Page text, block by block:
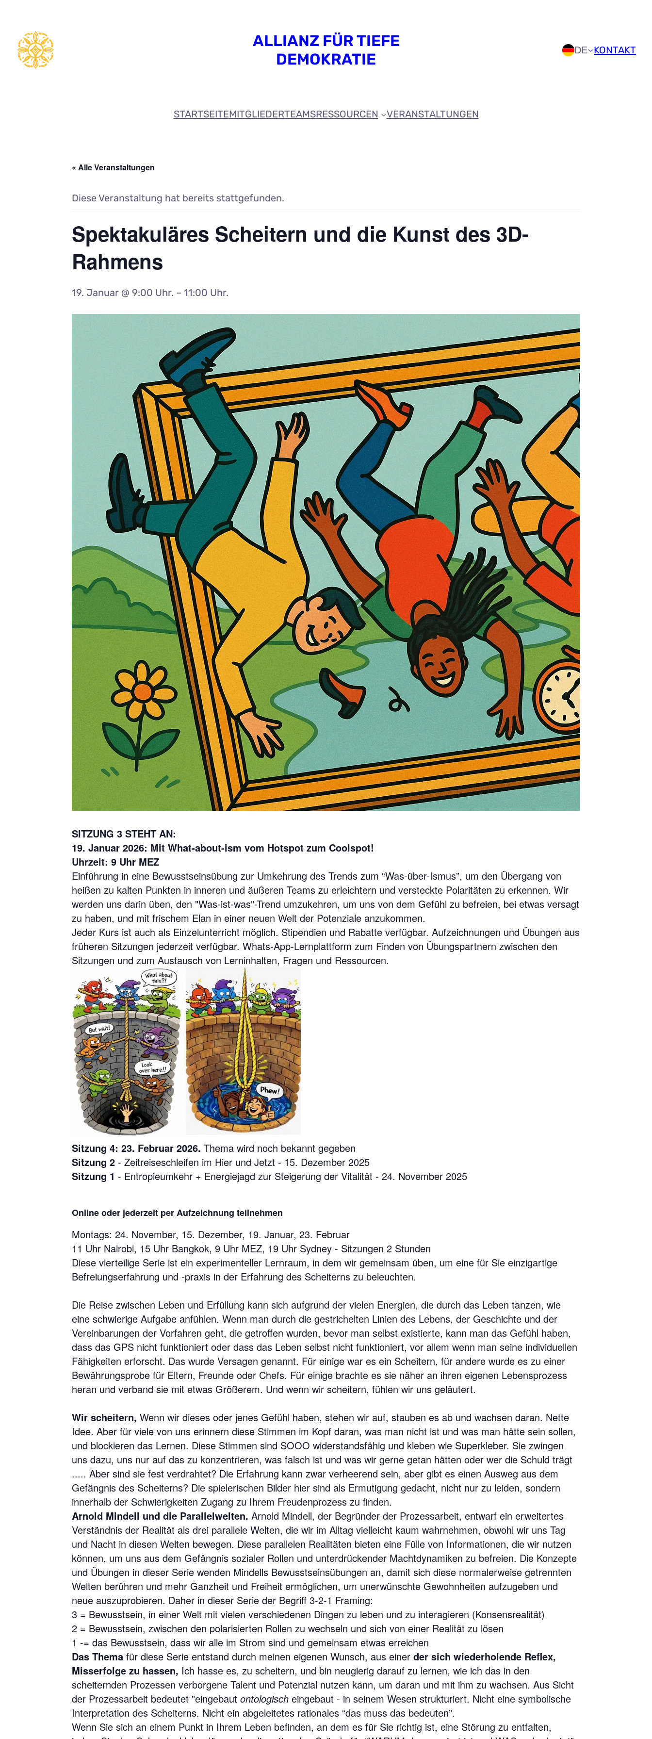
ALLIANZ FÜR TIEFE
DEMOKRATIE
DE KONTAKT
STARTSEITEMITGLIEDERTEAMSRESSOURCEN VERANSTALTUNGEN
« Alle Veranstaltungen
Diese Veranstaltung hat bereits stattgefunden.
Spektakuläres Scheitern und die Kunst des 3D-
Rahmens
19. Januar @ 9:00 Uhr. – 11:00 Uhr.
SITZUNG 3 STEHT AN:
19. Januar 2026: Mit What-about-ism vom Hotspot zum Coolspot!
Uhrzeit: 9 Uhr MEZ
Einführung in eine Bewusstseinsübung zur Umkehrung des Trends zum “Was-über-Ismus”, um den Übergang von
heißen zu kalten Punkten in inneren und äußeren Teams zu erleichtern und versteckte Polaritäten zu erkennen. Wir
werden uns darin üben, den "Was-ist-was"-Trend umzukehren, um uns von dem Gefühl zu befreien, bei etwas versagt
zu haben, und mit frischem Elan in einer neuen Welt der Potenziale anzukommen.
Jeder Kurs ist auch als Einzelunterricht möglich. Stipendien und Rabatte verfügbar. Aufzeichnungen und Übungen aus
früheren Sitzungen jederzeit verfügbar. Whats-App-Lernplattform zum Finden von Übungspartnern zwischen den
Sitzungen und zum Austausch von Lerninhalten, Fragen und Ressourcen.
Sitzung 4: 23. Februar 2026. Thema wird noch bekannt gegeben
Sitzung 2 - Zeitreiseschleifen im Hier und Jetzt - 15. Dezember 2025
Sitzung 1 - Entropieumkehr + Energiejagd zur Steigerung der Vitalität - 24. November 2025
Online oder jederzeit per Aufzeichnung teilnehmen
Montags: 24. November, 15. Dezember, 19. Januar, 23. Februar
11 Uhr Nairobi, 15 Uhr Bangkok, 9 Uhr MEZ, 19 Uhr Sydney - Sitzungen 2 Stunden
Diese vierteilige Serie ist ein experimenteller Lernraum, in dem wir gemeinsam üben, um eine für Sie einzigartige
Befreiungserfahrung und -praxis in der Erfahrung des Scheiterns zu beleuchten.
Die Reise zwischen Leben und Erfüllung kann sich aufgrund der vielen Energien, die durch das Leben tanzen, wie
eine schwierige Aufgabe anfühlen. Wenn man durch die gestrichelten Linien des Lebens, der Geschichte und der
Vereinbarungen der Vorfahren geht, die getroffen wurden, bevor man selbst existierte, kann man das Gefühl haben,
dass das GPS nicht funktioniert oder dass das Leben selbst nicht funktioniert, vor allem wenn man seine individuellen
Fähigkeiten erforscht. Das wurde Versagen genannt. Für einige war es ein Scheitern, für andere wurde es zu einer
Bewährungsprobe für Eltern, Freunde oder Chefs. Für einige brachte es sie näher an ihren eigenen Lebensprozess
heran und verband sie mit etwas Größerem. Und wenn wir scheitern, fühlen wir uns geläutert.
Wir scheitern, Wenn wir dieses oder jenes Gefühl haben, stehen wir auf, stauben es ab und wachsen daran. Nette
Idee. Aber für viele von uns erinnern diese Stimmen im Kopf daran, was man nicht ist und was man hätte sein sollen,
und blockieren das Lernen. Diese Stimmen sind SOOO widerstandsfähig und kleben wie Superkleber. Sie zwingen
uns dazu, uns nur auf das zu konzentrieren, was falsch ist und was wir gerne getan hätten oder wer die Schuld trägt
..... Aber sind sie fest verdrahtet? Die Erfahrung kann zwar verheerend sein, aber gibt es einen Ausweg aus dem
Gefängnis des Scheiterns? Die spielerischen Bilder hier sind als Ermutigung gedacht, nicht nur zu leiden, sondern
innerhalb der Schwierigkeiten Zugang zu Ihrem Freudenprozess zu finden.
Arnold Mindell und die Parallelwelten. Arnold Mindell, der Begründer der Prozessarbeit, entwarf ein erweitertes
Verständnis der Realität als drei parallele Welten, die wir im Alltag vielleicht kaum wahrnehmen, obwohl wir uns Tag
und Nacht in diesen Welten bewegen. Diese parallelen Realitäten bieten eine Fülle von Informationen, die wir nutzen
können, um uns aus dem Gefängnis sozialer Rollen und unterdrückender Machtdynamiken zu befreien. Die Konzepte
und Übungen in dieser Serie wenden Mindells Bewusstseinsübungen an, damit sich diese normalerweise getrennten
Welten berühren und mehr Ganzheit und Freiheit ermöglichen, um unerwünschte Gewohnheiten aufzugeben und
neue auszuprobieren. Daher in dieser Serie der Begriff 3-2-1 Framing:
3 = Bewusstsein, in einer Welt mit vielen verschiedenen Dingen zu leben und zu interagieren (Konsensrealität)
2 = Bewusstsein, zwischen den polarisierten Rollen zu wechseln und sich von einer Realität zu lösen
1 -= das Bewusstsein, dass wir alle im Strom sind und gemeinsam etwas erreichen
Das Thema für diese Serie entstand durch meinen eigenen Wunsch, aus einer der sich wiederholende Reflex,
Misserfolge zu hassen, Ich hasse es, zu scheitern, und bin neugierig darauf zu lernen, wie ich das in den
scheiternden Prozessen verborgene Talent und Potenzial nutzen kann, um daran und mit ihm zu wachsen. Aus Sicht
der Prozessarbeit bedeutet "eingebaut ontologisch eingebaut - in seinem Wesen strukturiert. Nicht eine symbolische
Interpretation des Scheiterns. Nicht ein abgeleitetes rationales “das muss das bedeuten”.
Wenn Sie sich an einem Punkt in Ihrem Leben befinden, an dem es für Sie richtig ist, eine Störung zu entfalten,